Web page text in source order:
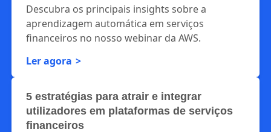
Descubra os principais insights sobre a
aprendizagem automática em serviços
financeiros no nosso webinar da AWS.
Ler agora
5 estratégias para atrair e integrar
utilizadores em plataformas de serviços
financeiros